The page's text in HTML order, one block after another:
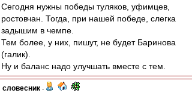
Сегодня нужны победы туляков, уфимцев,
ростовчан. Тогда, при нашей победе, слегка
задышим в чемпе.
Тем более, у них, пишут, не будет Баринова
(галик).
Ну и баланс надо улучшать вместе с тем.
словесник -